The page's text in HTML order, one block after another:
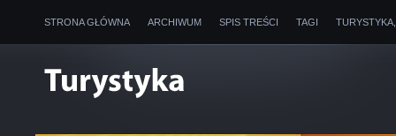
STRONA GŁÓWNA ARCHIWUM SPIS TREŚCI TAGI